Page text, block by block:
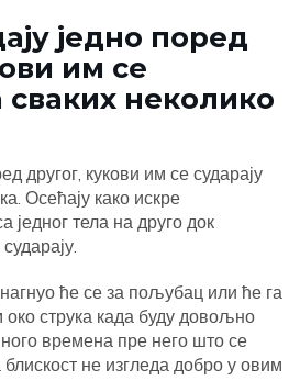
једно поред
им се
сваких неколико
другог, кукови им се сударају
Осећају како искре
једног тела на друго док
ће се за пољубац или ће га
око струка када буду довољно
времена пре него што се
блискост не изгледа добро у овим